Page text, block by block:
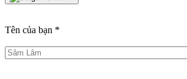
Tên của bạn *